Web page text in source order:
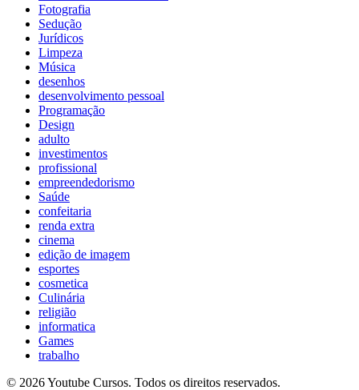
Fotografia
Sedução
Jurídicos
Limpeza
Música
desenhos
desenvolvimento pessoal
Programação
Design
adulto
investimentos
profissional
empreendedorismo
Saúde
confeitaria
renda extra
cinema
edição de imagem
esportes
cosmetica
Culinária
religião
informatica
Games
trabalho
© 2026 Youtube Cursos. Todos os direitos reservados.